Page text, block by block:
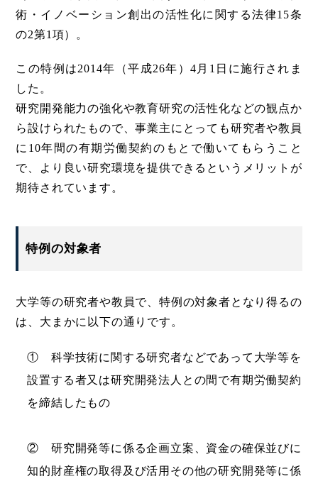
術・イノベーション創出の活性化に関する法律15条
の2第1項）。
この特例は2014年（平成26年）4月1日に施行されま
した。
研究開発能力の強化や教育研究の活性化などの観点か
ら設けられたもので、事業主にとっても研究者や教員
に10年間の有期労働契約のもとで働いてもらうこと
で、より良い研究環境を提供できるというメリットが
期待されています。
特例の対象者
大学等の研究者や教員で、特例の対象者となり得るの
は、大まかに以下の通りです。
① 科学技術に関する研究者などであって大学等を
設置する者又は研究開発法人との間で有期労働契約
を締結したもの
② 研究開発等に係る企画立案、資金の確保並びに
知的財産権の取得及び活用その他の研究開発等に係